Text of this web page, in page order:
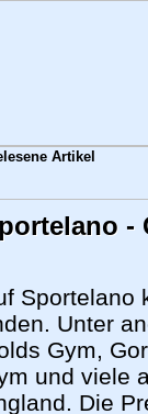
-
Sportelano
Unter
Gym,
und viele
Die